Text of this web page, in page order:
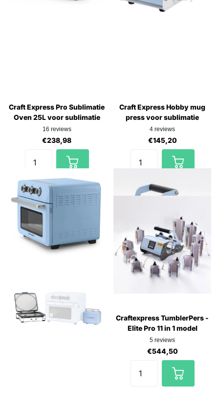
Craft Express Pro Sublimatie
Oven 25L voor sublimatie
16 reviews
€238,98
Craft Express Hobby mug
press voor sublimatie
4 reviews
€145,20
Craftexpress TumblerPers -
Elite Pro 11 in 1 model
5 reviews
€544,50